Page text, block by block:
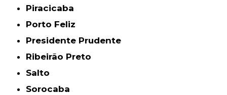
Piracicaba
Porto Feliz
Presidente Prudente
Ribeirão Preto
Salto
Sorocaba